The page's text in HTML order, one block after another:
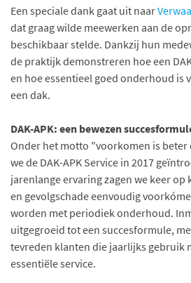
Een speciale dank gaat uit naar
dat graag wilde meewerken aan de
beschikbaar stelde. Dankzij hun
de praktijk demonstreren hoe een
en hoe essentieel goed onderhoud is
een dak.
DAK-APK: een bewezen
Onder het motto "voorkomen is beter
we de DAK-APK Service in 2017
jarenlange ervaring zagen we keer op
en gevolgschade eenvoudig
worden met periodiek onderhoud.
uitgegroeid tot een succesformule,
tevreden klanten die jaarlijks gebruik
essentiële service.